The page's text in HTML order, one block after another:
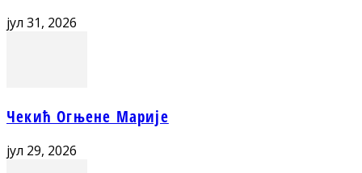
јул 31, 2026
Чекић Огњене Марије
јул 29, 2026